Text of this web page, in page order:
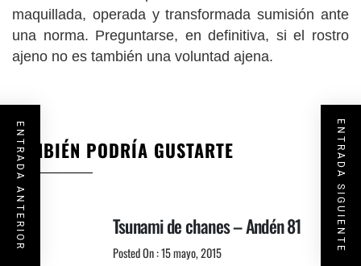
maquillada, operada y transformada sumisión ante
una norma. Preguntarse, en definitiva, si el rostro
ajeno no es también una voluntad ajena.
TAMBIÉN PODRÍA GUSTARTE
Tsunami de chanes – Andén 81
Posted On : 15 mayo, 2015
ENTRADA ANTERIOR ENTRADA SIGUIENTE